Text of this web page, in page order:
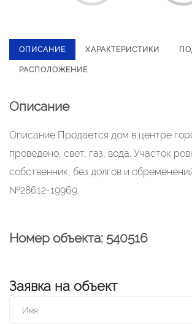
ОПИСАНИЕ ХАРАКТЕРИСТИКИ
РАСПОЛОЖЕНИЕ
Описание
Описание Продается дом в центре
проведено, свет, газ, вода. Участок
собственник, без долгов и
№28612-19969.
Номер объекта: 540516
Заявка на объект